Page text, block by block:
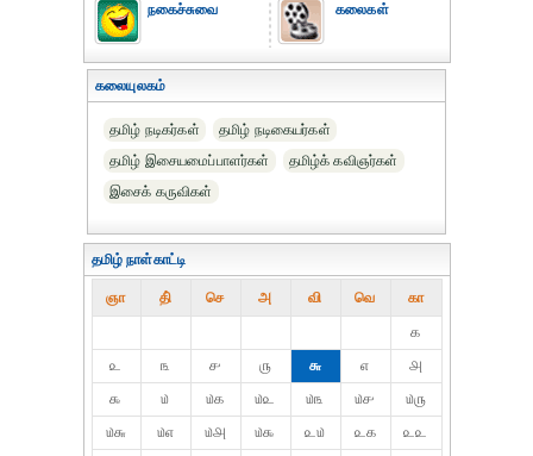
நகைச்சுவை கலைகள்
கலையுலகம்
தமிழ் நடிகர்கள்
தமிழ் நடிகையர்கள்
தமிழ் இசையமைப்பாளர்கள்
தமிழ்க் கவிஞர்கள்
இசைக் கருவிகள்
தமிழ் நாள்காட்டி
ஞா தி் செ அ வி வெ கா
௧
௨
௩ ௪ ௫ ௬ ௭
௮
௯
௰ ௰௧ ௰௨ ௰௩ ௰௪
௰௫
௰௬
௰௭ ௰௮ ௰௯ ௨௰ ௨௧
௨௨